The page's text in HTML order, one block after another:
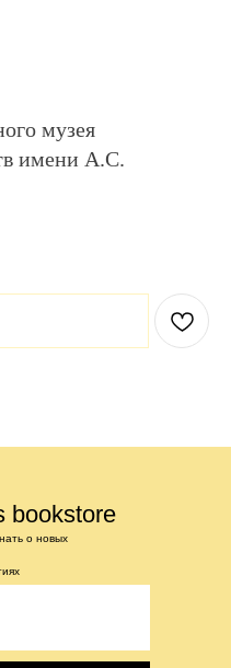
музея
имени А.С.
bookstore
о новых